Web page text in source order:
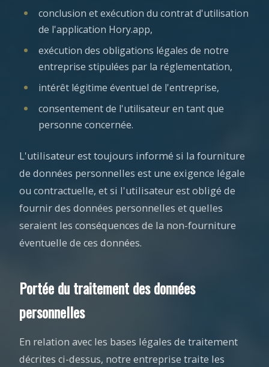
conclusion et exécution du contrat d'utilisation
de l'application Hory.app,
exécution des obligations légales de notre
entreprise stipulées par la réglementation,
intérêt légitime éventuel de l'entreprise,
consentement de l'utilisateur en tant que
personne concernée.
L'utilisateur est toujours informé si la fourniture
de données personnelles est une exigence légale
ou contractuelle, et si l'utilisateur est obligé de
fournir des données personnelles et quelles
seraient les conséquences de la non-fourniture
éventuelle de ces données.
Portée du traitement des données
personnelles
En relation avec les bases légales de traitement
décrites ci-dessus, notre entreprise traite les